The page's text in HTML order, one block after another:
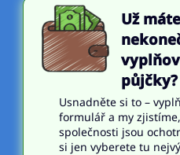
Už
půjčky?
Usnadněte si to –
formulář a my
společnosti jsou
si jen vyberete tu